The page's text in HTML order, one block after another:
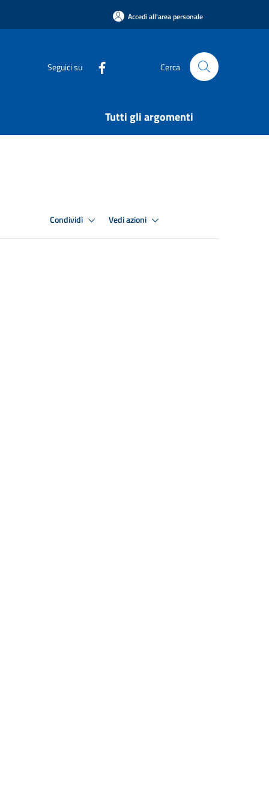
Accedi all'area personale
Seguici su Cerca
Tutti gli argomenti
Condividi Vedi azioni